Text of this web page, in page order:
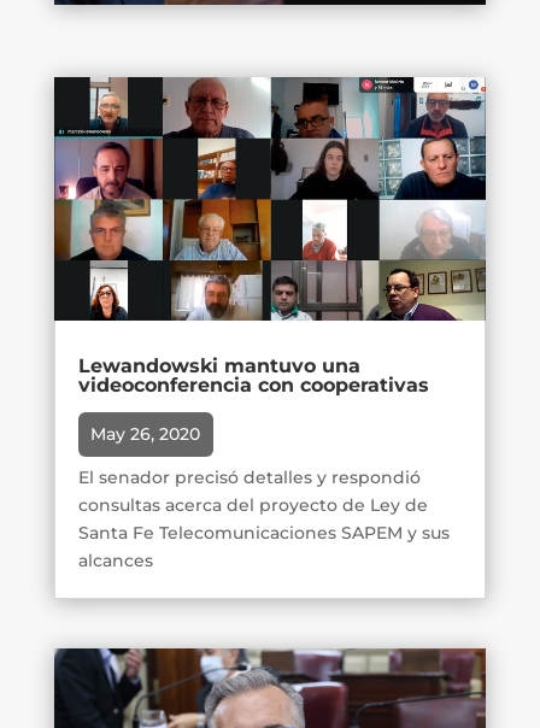
Lewandowski mantuvo una
videoconferencia con cooperativas
May 26, 2020
El senador precisó detalles y respondió
consultas acerca del proyecto de Ley de
Santa Fe Telecomunicaciones SAPEM y sus
alcances